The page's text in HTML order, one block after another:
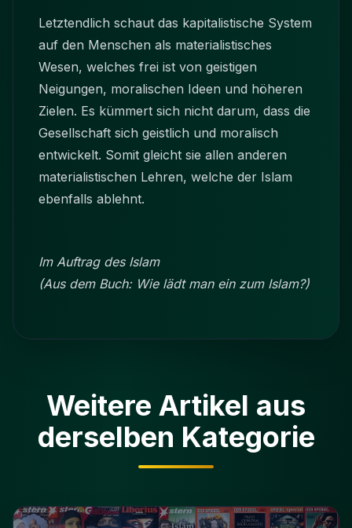
Letztendlich schaut das kapitalistische System
auf den Menschen als materialistisches
Wesen, welches frei ist von geistigen
Neigungen, moralischen Ideen und höheren
Zielen. Es kümmert sich nicht darum, dass die
Gesellschaft sich geistlich und moralisch
entwickelt. Somit gleicht sie allen anderen
materialistischen Lehren, welche der Islam
ebenfalls ablehnt.
Im Auftrag des Islam
(Aus dem Buch: Wie lädt man ein zum Islam?)
Weitere Artikel aus
derselben Kategorie